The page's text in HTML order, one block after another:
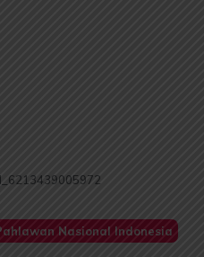
Nasional Indonesia